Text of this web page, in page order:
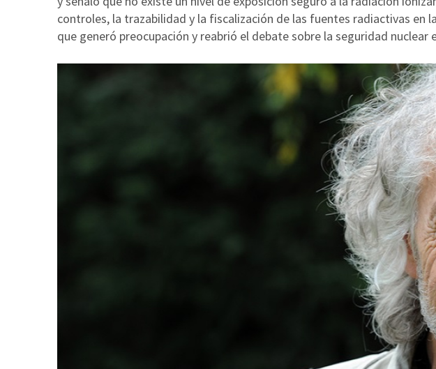
controles, la trazabilidad y la fiscalización de las fuentes radiactivas en
que generó preocupación y reabrió el debate sobre la seguridad nuclear